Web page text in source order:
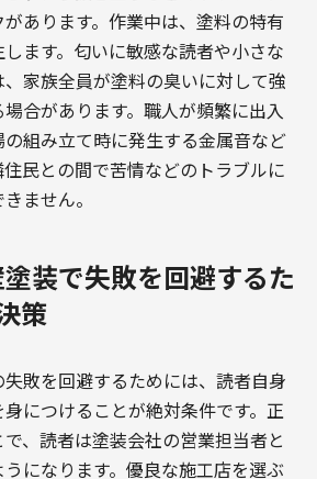
あります。作業中は、塗料の特有
ます。匂いに敏感な読者や小さな
家族全員が塗料の臭いに対して強
合があります。職人が頻繁に出入
組み立て時に発生する金属音など
民との間で苦情などのトラブルに
ません。
装で失敗を回避するた
策
敗を回避するためには、読者自身
につけることが絶対条件です。正
、読者は塗装会社の営業担当者と
になります。優良な施工店を選ぶ